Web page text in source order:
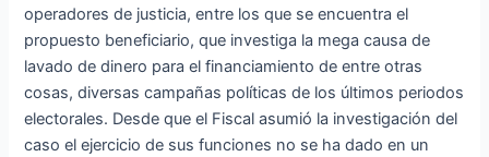
operadores de justicia, entre los que se encuentra el
propuesto beneficiario, que investiga la mega causa de
lavado de dinero para el financiamiento de entre otras
cosas, diversas campañas políticas de los últimos periodos
electorales. Desde que el Fiscal asumió la investigación del
caso el ejercicio de sus funciones no se ha dado en un